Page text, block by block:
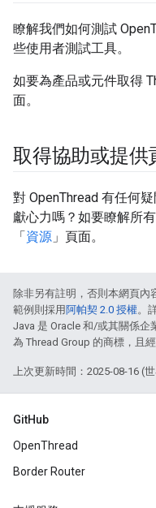
瞭解我們如何測試
些使用者測試工具。
如要為產品或元件取得
面。
取得協助或提供
對 OpenThread 有任何
獻心力嗎？如要瞭解所
「 資源 」頁面。
除非另有註明，否則本網頁內
範例則採用 阿帕契 2.0 授權。
Java 是 Oracle 和/或其關係企
為 Thread Group 的商標，且經
上次更新時間：2025-08-16 (世
GitHub
OpenThread
Border Router